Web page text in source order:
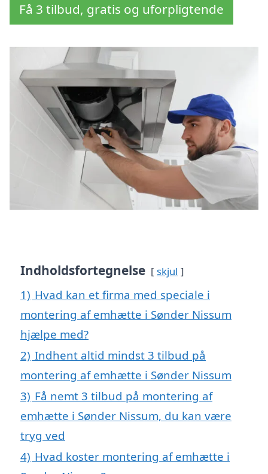
Få 3 tilbud, gratis og uforpligtende
Indholdsfortegnelse skjul
1) Hvad kan et firma med speciale i
montering af emhætte i Sønder Nissum
hjælpe med?
2) Indhent altid mindst 3 tilbud på
montering af emhætte i Sønder Nissum
3) Få nemt 3 tilbud på montering af
emhætte i Sønder Nissum, du kan være
tryg ved
4) Hvad koster montering af emhætte i